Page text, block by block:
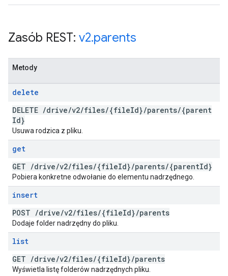
Zasób REST: v2.parents
Metody
delete
DELETE /drive/v2/files/{fileId}/parents/{parent
Id}
Usuwa rodzica z pliku.
get
GET /drive/v2/files/{fileId}/parents/{parentId}
Pobiera konkretne odwołanie do elementu nadrzędnego.
insert
POST /drive/v2/files/{fileId}/parents
Dodaje folder nadrzędny do pliku.
list
GET /drive/v2/files/{fileId}/parents
Wyświetla listę folderów nadrzędnych pliku.